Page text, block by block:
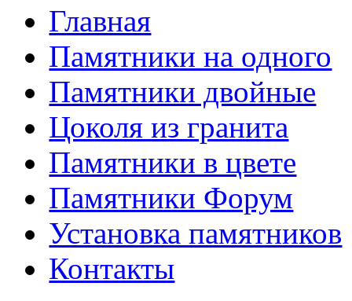
Главная
Памятники на одного
Памятники двойные
Цоколя из гранита
Памятники в цвете
Памятники Форум
Установка памятников
Контакты